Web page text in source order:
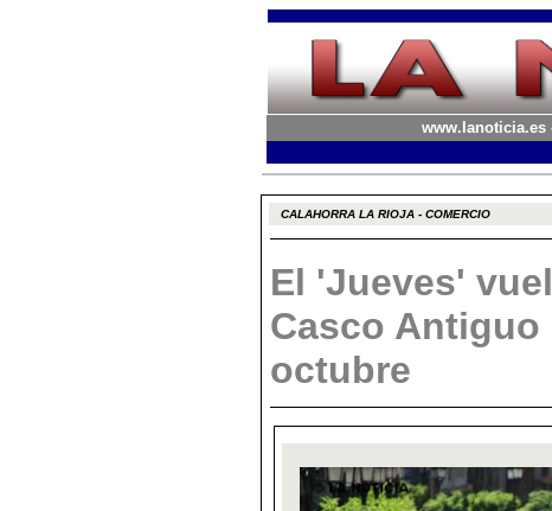
www.lanoticia.es
CALAHORRA LA RIOJA - COMERCIO
El 'Jueves'
Casco Antiguo
octubre